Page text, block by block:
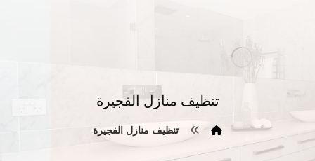
تنظيف منازل الفجيرة
تنظيف منازل الفجيرة